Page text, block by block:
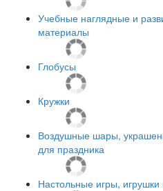
Учебные наглядные и
материалы
Глобусы
Кружки
Воздушные шары,
для праздника
Настольные игры,